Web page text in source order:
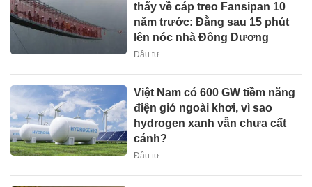
thấy về cáp treo Fansipan 10
năm trước: Đằng sau 15 phút
lên nóc nhà Đông Dương
Đầu tư
Việt Nam có 600 GW tiềm năng
điện gió ngoài khơi, vì sao
hydrogen xanh vẫn chưa cất
cánh?
Đầu tư